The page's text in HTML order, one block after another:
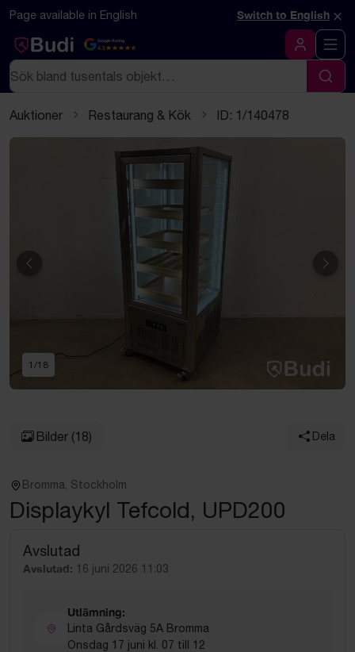
Hoppa till innehåll
Textbaserad (markdown) version av denna sida
Page available in English Switch to English ×
Google Rating
4.5
Logga in
Sök
Sök
Auktioner Restaurang & Kök ID: 1/140478
Föregående
1 /18
Bilder (18) Dela
Bromma, Stockholm
Displaykyl Tefcold, UPD200
Avslutad
Avslutad: 16 juni 2026 11:03
Utlämning:
Linta Gårdsväg 5A Bromma
Onsdag 17 juni kl. 07 till 12